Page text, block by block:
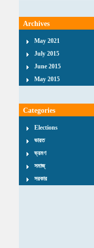
Archives
May 2021
July 2015
June 2015
May 2015
Categories
Elections
ভারত
ভ্রমণ
সমাজ্
সরকার